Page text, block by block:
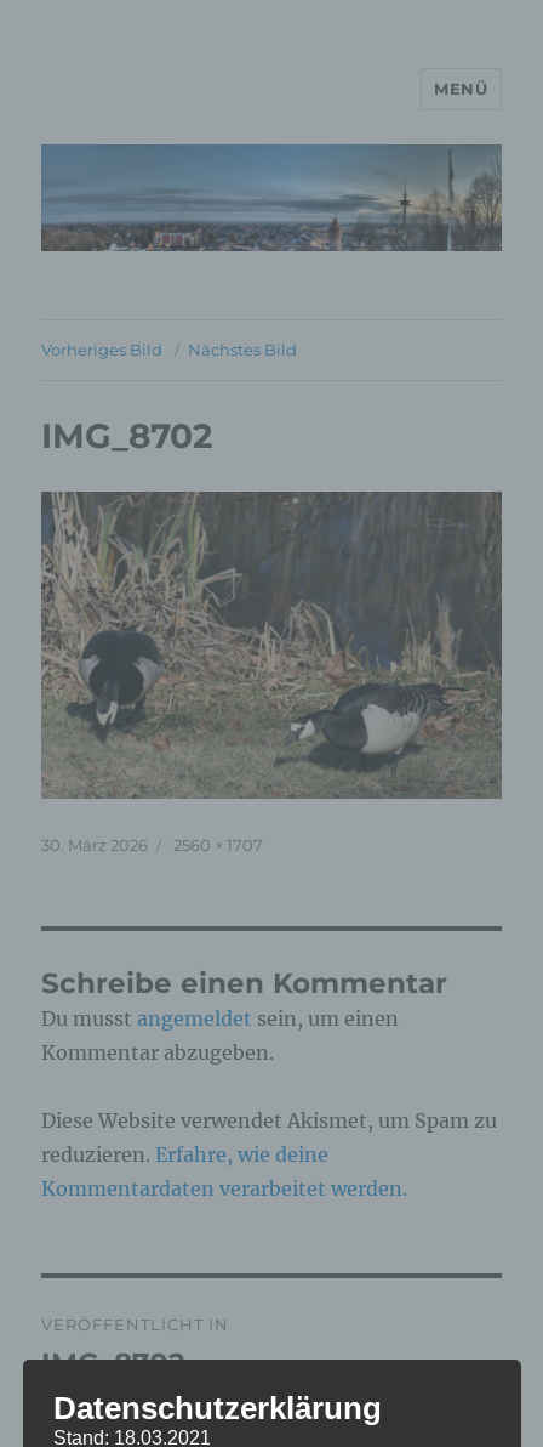
MP Mario Porten Beratung
Training Coaching
MENÜ
Vorheriges Bild Nächstes Bild
IMG_8702
Veröffentlicht
30. März 2026 Originalgröße
2560 × 1707
Schreibe einen Kommentar
Du musst angemeldet sein, um einen
Kommentar abzugeben.
Diese Website verwendet Akismet, um Spam zu
reduzieren. Erfahre, wie deine
Kommentardaten verarbeitet werden.
VERÖFFENTLICHT IN
IMG_8702
Datenschutzerklärung
Stand: 18.03.2021